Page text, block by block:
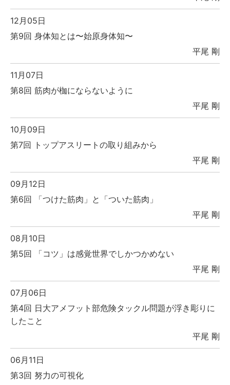
12月05日
第9回 身体知とは〜始原身体知〜
平尾 剛
11月07日
第8回 筋肉が枷にならないように
平尾 剛
10月09日
第7回 トップアスリートの取り組みから
平尾 剛
09月12日
第6回 「つけた筋肉」と「ついた筋肉」
平尾 剛
08月10日
第5回 「コツ」は感覚世界でしかつかめない
平尾 剛
07月06日
第4回 日大アメフット部危険タックル問題が浮き彫りに
したこと
平尾 剛
06月11日
第3回 努力の可視化